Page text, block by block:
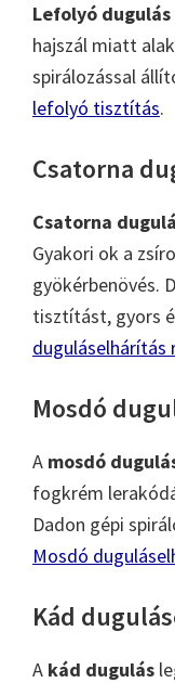
Lefolyó dugulás
hajszál miatt
spirálozással
lefolyó tisztítás.
Csatorna
Csatorna
Gyakori ok a
gyökérbenövés.
tisztítást, gyors
duguláselhárítás
Mosdó
A mosdó
fogkrém
Dadon gépi
Mosdó
Kád
A kád dugulás